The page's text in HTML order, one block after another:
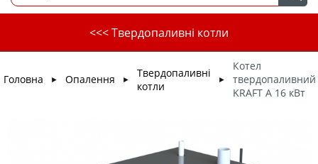
<<< Твердопаливні котли
Головна ► Опалення ►
Твердопаливні
котли
►
Котел
твердопаливний
KRAFT A 16 кВт